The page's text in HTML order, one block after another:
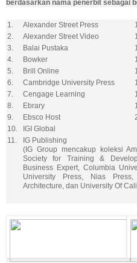
berdasarkan nama penerbit sebagai
1. Alexander Street Press
2.
Alexander Street Video
3.
Balai Pustaka
4.
Bowker
5.
Brill Online
6.
Cambridge University Press
7.
Cengage Learning
8.
Ebrary
9.
Ebsco Host
10.
IGI Global
11.
IG Publishing
(IG Group mencakup koleksi
Society for Training &
Business Expert, Columbia
University Press, Nias
Architecture, dan University Of